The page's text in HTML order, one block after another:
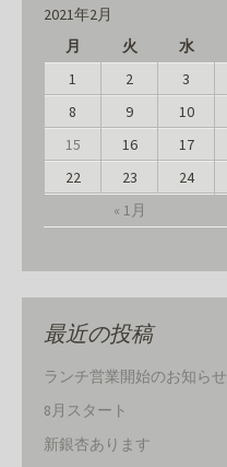
2021年2月
月
火 水
« 1月
1 2 3
8
9 10
15
16 17
22
23 24
最近の投稿
ランチ営業開始のお知らせ
8月スタート
新銀杏あります